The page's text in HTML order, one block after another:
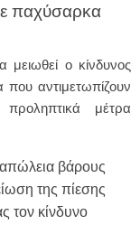
παχύσαρκα
ο κίνδυνος
αντιμετωπίζουν
μέτρα
βάρους
της πίεσης
τον κίνδυνο